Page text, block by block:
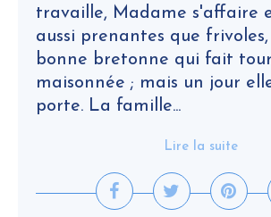
travaille, Madame s'affaire
aussi prenantes que
bonne bretonne qui fait
maisonnée ; mais un jour
porte. La famille...
Lire la suite